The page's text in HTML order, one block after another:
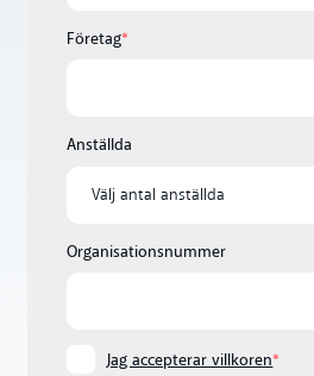
Företag*
Anställda
Organisationsnummer
Jag accepterar villkoren*